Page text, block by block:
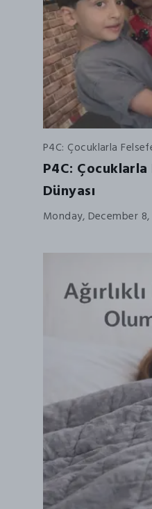
P4C: Çocuklarla
P4C:
Dünyası
Monday, December